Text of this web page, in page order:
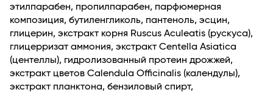
комплексном применении всех средств линии. Эффект
накапливается и сохраняется надолго.
Подходит для любого типа кожи
Рекомендуется использовать с 25 лет
этилпарабен, пропилпарабен, парфюмерная
композиция, бутиленгликоль, пантеноль, эсцин,
глицерин, экстракт корня Ruscus Aculeatis (рускуса),
глицерризат аммония, экстракт Centella Asiatica
(центеллы), гидролизованный протеин дрожжей,
экстракт цветов Calendula Officinalis (календулы),
экстракт планктона, бензиловый спирт,